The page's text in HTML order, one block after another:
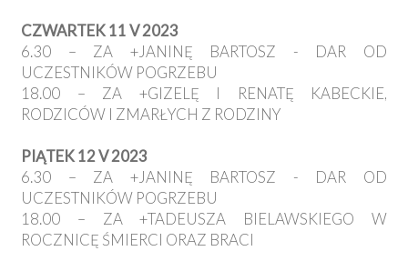
CZWARTEK 11 V 2023
6.30 – ZA +JANINĘ BARTOSZ - DAR OD
UCZESTNIKÓW POGRZEBU
18.00 – ZA +GIZELĘ I RENATĘ KABECKIE,
RODZICÓW I ZMARŁYCH Z RODZINY
PIĄTEK 12 V 2023
6.30 – ZA +JANINĘ BARTOSZ - DAR OD
UCZESTNIKÓW POGRZEBU
18.00 – ZA +TADEUSZA BIELAWSKIEGO W
ROCZNICĘ ŚMIERCI ORAZ BRACI